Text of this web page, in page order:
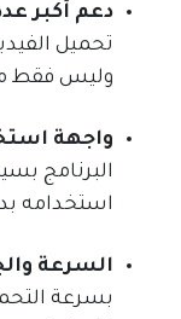
دعم أكبر
تحميل
وليس فقط
واجهة
البرنامج
استخدامه
السرعة
بسرعة